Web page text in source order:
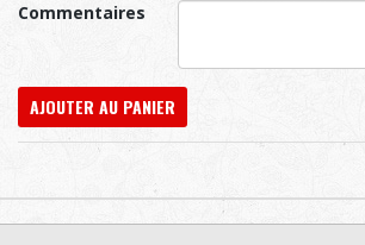
Commentaires
AJOUTER AU PANIER